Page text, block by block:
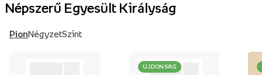
Népszerű Egyesült Királyság
PionNégyzetSzint
ÚJDONSÁG